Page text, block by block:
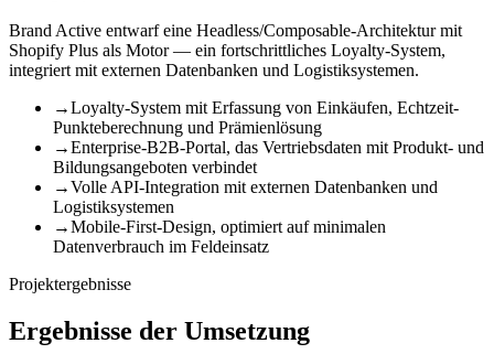
Brand Active entwarf eine Headless/Composable-Architektur mit
Shopify Plus als Motor — ein fortschrittliches Loyalty-System,
integriert mit externen Datenbanken und Logistiksystemen.
→Loyalty-System mit Erfassung von Einkäufen, Echtzeit-
Punkteberechnung und Prämienlösung
→Enterprise-B2B-Portal, das Vertriebsdaten mit Produkt- und
Bildungsangeboten verbindet
→Volle API-Integration mit externen Datenbanken und
Logistiksystemen
→Mobile-First-Design, optimiert auf minimalen
Datenverbrauch im Feldeinsatz
Projektergebnisse
Ergebnisse der Umsetzung